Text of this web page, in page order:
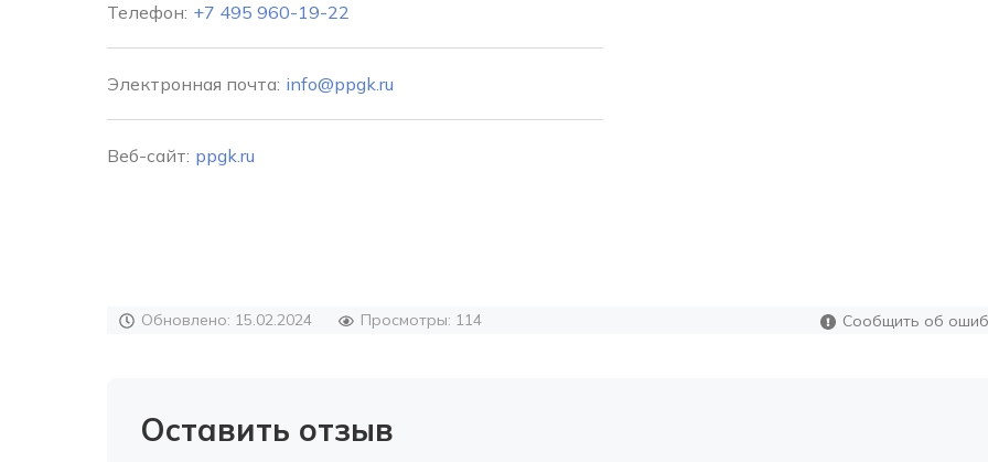
Телефон: +7 495 960-19-22
Электронная почта: info@ppgk.ru
Веб-сайт: ppgk.ru
Обновлено: 15.02.2024 Просмотры: 114 Сообщить об
Оставить отзыв